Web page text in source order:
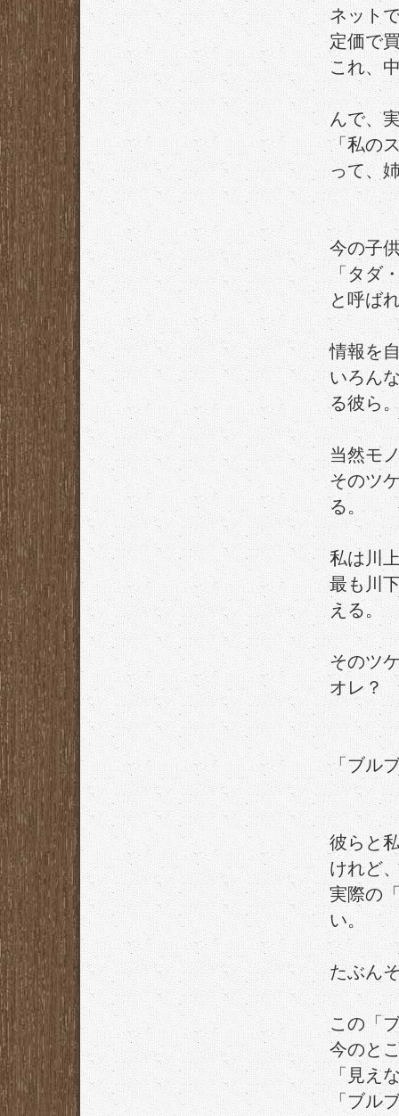
ネット
定価で
これ、
んで、
「私の
って、
今の子
「タダ
と呼ば
情報を
いろん
る彼ら
当然モ
そのツ
る。
私は川
最も川
える。
そのツ
オレ？
「ブル
彼らと
けれど
実際の
い。
たぶん
この「
今のと
「見え
「ブル